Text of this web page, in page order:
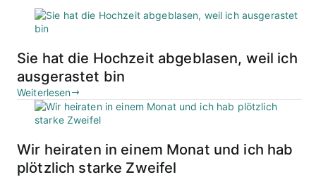
Sie hat die Hochzeit abgeblasen, weil ich
ausgerastet bin
Weiterlesen
Wir heiraten in einem Monat und ich hab
plötzlich starke Zweifel